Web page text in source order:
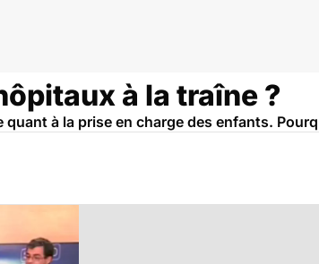
à la traîne ?
à la prise en charge des enfants.